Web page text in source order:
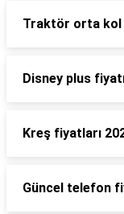
Traktör orta kol
Disney plus
Kreş fiyatları
Güncel telefon